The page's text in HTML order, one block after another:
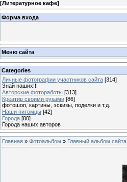
[Литературное кафе]
Форма входа
Меню сайта
Categories
Личные фотографии участников сайта [314]
Знай наших!!!
Авторские фотоработы [313]
Креатив своими руками [86]
фотошоп, картины, эскизы, поделки и т.д.
Наши питомцы [42]
Города [80]
Города наших авторов
Главная » Фотоальбом » Главный альбом сайта